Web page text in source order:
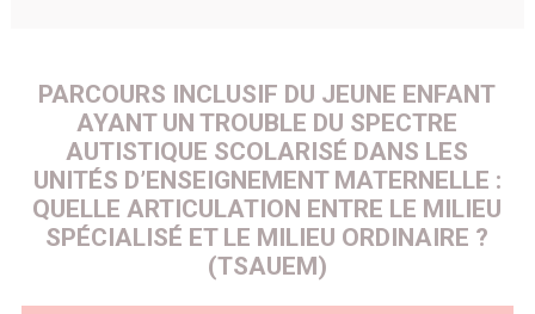
PARCOURS INCLUSIF DU JEUNE ENFANT
AYANT UN TROUBLE DU SPECTRE
AUTISTIQUE SCOLARISÉ DANS LES
UNITÉS D’ENSEIGNEMENT MATERNELLE :
QUELLE ARTICULATION ENTRE LE MILIEU
SPÉCIALISÉ ET LE MILIEU ORDINAIRE ?
(TSAUEM)